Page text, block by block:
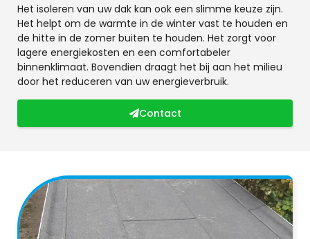
Het isoleren van uw dak kan ook een slimme keuze zijn.
Het helpt om de warmte in de winter vast te houden en
de hitte in de zomer buiten te houden. Het zorgt voor
lagere energiekosten en een comfortabeler
binnenklimaat. Bovendien draagt het bij aan het milieu
door het reduceren van uw energieverbruik.
Contact